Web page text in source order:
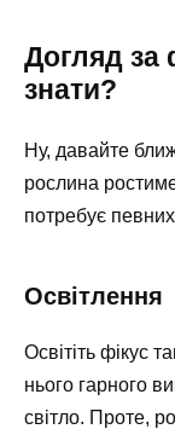
Догляд за
знати?
Ну, давайте
рослина
потребує
Освітлення
Освітіть фікус
нього гарного
світло. Проте,